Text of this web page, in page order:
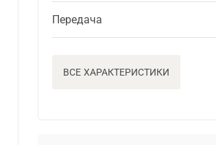
Передача
ВСЕ ХАРАКТЕРИСТИКИ